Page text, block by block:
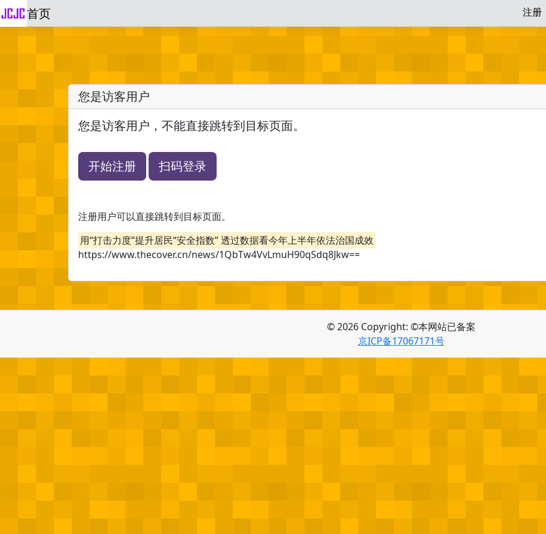
首页 注册
您是访客用户
您是访客用户，不能直接跳转到目标页面。
开始注册 扫码登录
注册用户可以直接跳转到目标页面。
用“打击力度”提升居民“安全指数” 透过数据看今年上半年依法治国成效
https://www.thecover.cn/news/1QbTw4VvLmuH90qSdq8Jkw==
© 2026 Copyright: ©本网站已备案
京ICP备17067171号